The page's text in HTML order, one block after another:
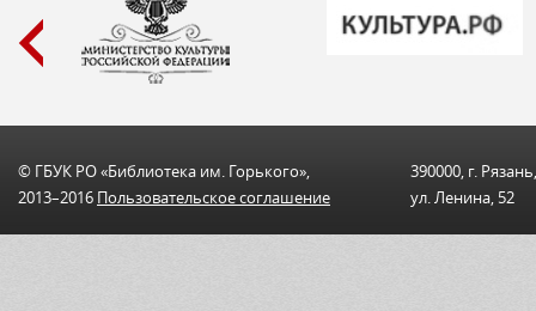
© ГБУК РО «Библиотека им. Горького»,
2013–2016 Пользовательскоe соглашениe
390000, г. Рязань,
ул. Ленина, 52